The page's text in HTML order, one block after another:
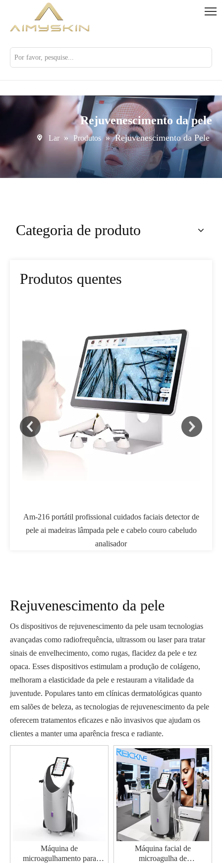
Rejuvenescimento da pele
Lar » Produtos » Rejuvenescimento da Pele
Categoria de produto
Produtos quentes
faciais detector de
e cabelo couro cabeludo
WT-373 impulsionador de colágeno
multifuncional desktop 4 em 1 s
máquina corpo contorno pistola
Rejuvenescimento da pele
Os dispositivos de rejuvenescimento da pele usam tecnologias
avançadas como radiofrequência, ultrassom ou laser para tratar
sinais de envelhecimento, como rugas, flacidez da pele e tez
opaca. Esses dispositivos estimulam a produção de colágeno,
melhoram a elasticidade da pele e restauram a vitalidade da
juventude. Populares tanto em clínicas dermatológicas quanto
em salões de beleza, as tecnologias de rejuvenescimento da pele
oferecem tratamentos eficazes e não invasivos que ajudam os
clientes a manter uma aparência fresca e radiante.
Máquina de
microagulhamento para
Máquina facial de
microagulha de